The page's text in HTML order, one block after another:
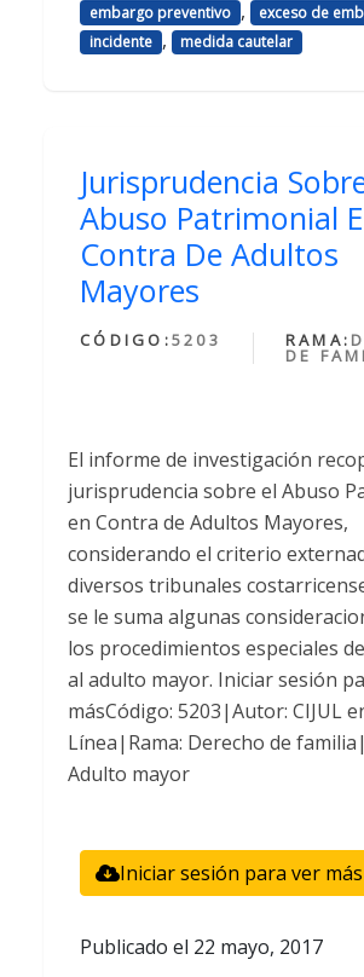
embargo preventivo , exceso de
incidente , medida cautelar
Jurisprudencia
Abuso Patrimonial
Contra De Adultos
Mayores
CÓDIGO:5203 RAMA:
DE
El informe de investigación
jurisprudencia sobre el Abuso
en Contra de Adultos Mayores,
considerando el criterio
diversos tribunales
se le suma algunas
los procedimientos especiales
al adulto mayor. Iniciar sesión
másCódigo: 5203|Autor: CIJUL
Línea|Rama: Derecho de
Adulto mayor
Iniciar sesión para ver más
Publicado el 22 mayo, 2017